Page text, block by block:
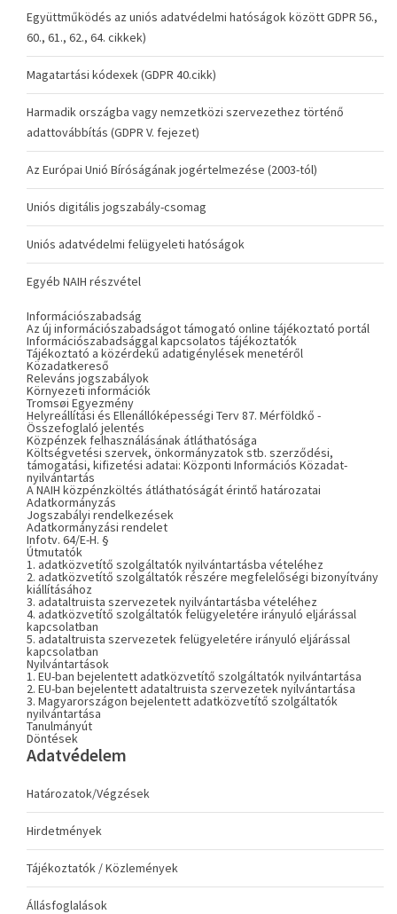
Együttműködés az uniós adatvédelmi hatóságok között GDPR 56.,
60., 61., 62., 64. cikkek)
Magatartási kódexek (GDPR 40.cikk)
Harmadik országba vagy nemzetközi szervezethez történő
adattovábbítás (GDPR V. fejezet)
Az Európai Unió Bíróságának jogértelmezése (2003-tól)
Uniós digitális jogszabály-csomag
Uniós adatvédelmi felügyeleti hatóságok
Egyéb NAIH részvétel
Információszabadság
Az új információszabadságot támogató online tájékoztató portál
Információszabadsággal kapcsolatos tájékoztatók
Tájékoztató a közérdekű adatigénylések menetéről
Közadatkereső
Releváns jogszabályok
Környezeti információk
Tromsøi Egyezmény
Helyreállítási és Ellenállóképességi Terv 87. Mérföldkő -
Összefoglaló jelentés
Közpénzek felhasználásának átláthatósága
Költségvetési szervek, önkormányzatok stb. szerződési,
támogatási, kifizetési adatai: Központi Információs Közadat-
nyilvántartás
A NAIH közpénzköltés átláthatóságát érintő határozatai
Adatkormányzás
Jogszabályi rendelkezések
Adatkormányzási rendelet
Infotv. 64/E-H. §
Útmutatók
1. adatközvetítő szolgáltatók nyilvántartásba vételéhez
2. adatközvetítő szolgáltatók részére megfelelőségi bizonyítvány
kiállításához
3. adataltruista szervezetek nyilvántartásba vételéhez
4. adatközvetítő szolgáltatók felügyeletére irányuló eljárással
kapcsolatban
5. adataltruista szervezetek felügyeletére irányuló eljárással
kapcsolatban
Nyilvántartások
1. EU-ban bejelentett adatközvetítő szolgáltatók nyilvántartása
2. EU-ban bejelentett adataltruista szervezetek nyilvántartása
3. Magyarországon bejelentett adatközvetítő szolgáltatók
nyilvántartása
Tanulmányút
Döntések
Adatvédelem
Határozatok/Végzések
Hirdetmények
Tájékoztatók / Közlemények
Állásfoglalások